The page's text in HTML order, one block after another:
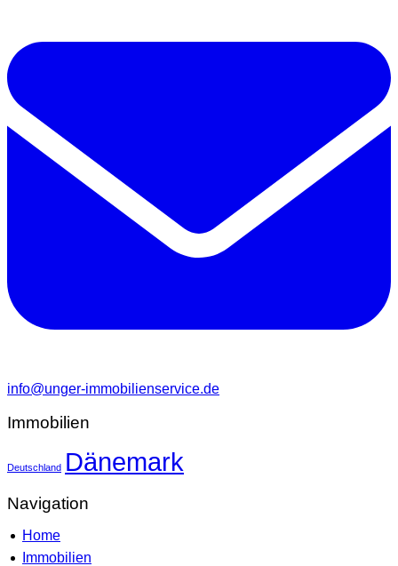
info@unger-immobilienservice.de
Immobilien
Deutschland Dänemark
Navigation
Home
Immobilien